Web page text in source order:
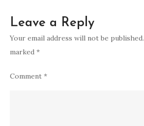
Leave a Reply
Your email address will not be published.
marked *
Comment *